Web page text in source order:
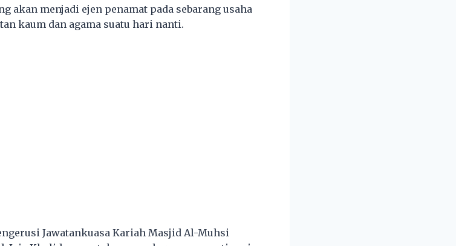
akan menjadi ejen penamat pada sebarang usaha
kaum dan agama suatu hari nanti.
Jawatankuasa Kariah Masjid Al-Muhsi